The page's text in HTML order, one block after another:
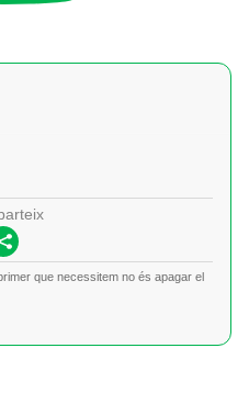
que necessitem no és apagar el